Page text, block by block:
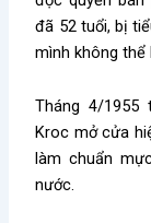
đã 52 tuổi, bị
mình không thể
Tháng 4/1955
Kroc mở cửa
làm chuẩn
nước.